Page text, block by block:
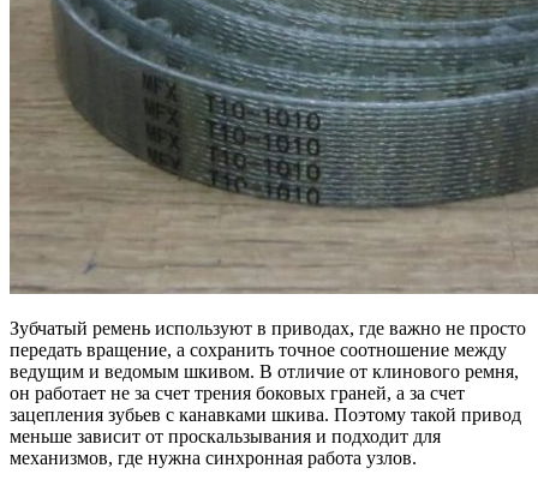
Зубчатый ремень используют в приводах, где важно не просто
передать вращение, а сохранить точное соотношение между
ведущим и ведомым шкивом. В отличие от клинового ремня,
он работает не за счет трения боковых граней, а за счет
зацепления зубьев с канавками шкива. Поэтому такой привод
меньше зависит от проскальзывания и подходит для
механизмов, где нужна синхронная работа узлов.